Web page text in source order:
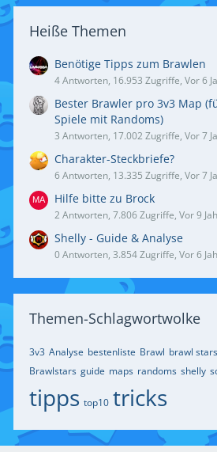
Heiße Themen
Benötige Tipps zum Brawlen
4 Antworten, 16.953 Zugriffe, Vor 6
Bester Brawler pro 3v3 Map
Spiele mit Randoms)
3 Antworten, 17.002 Zugriffe, Vor 7
Charakter-Steckbriefe?
6 Antworten, 13.335 Zugriffe, Vor 7
Hilfe bitte zu Brock
2 Antworten, 7.806 Zugriffe, Vor 9
Shelly - Guide & Analyse
0 Antworten, 3.854 Zugriffe, Vor 6
Themen-Schlagwortwolke
3v3 Analyse bestenliste Brawl brawl stars
Brawlstars guide maps randoms shelly
tipps top10 tricks